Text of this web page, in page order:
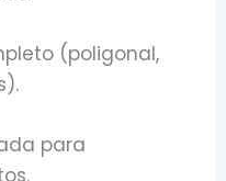
(poligonal,
para